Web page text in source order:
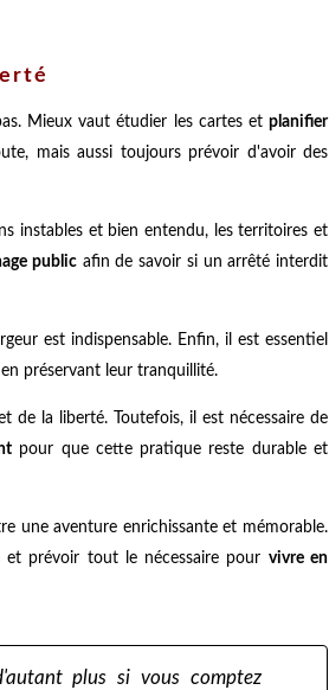
Mieux vaut étudier les cartes et planifier
mais aussi toujours prévoir d'avoir des
instables et bien entendu, les territoires et
publicafin de savoir si un arrêté interdit
est indispensable. Enfin, il est essentiel
préservant leur tranquillité.
de la liberté. Toutefois, il est nécessaire de
pour que cette pratique reste durable et
une aventure enrichissante et mémorable.
prévoir tout le nécessaire pour vivre en
plus si vous comptez